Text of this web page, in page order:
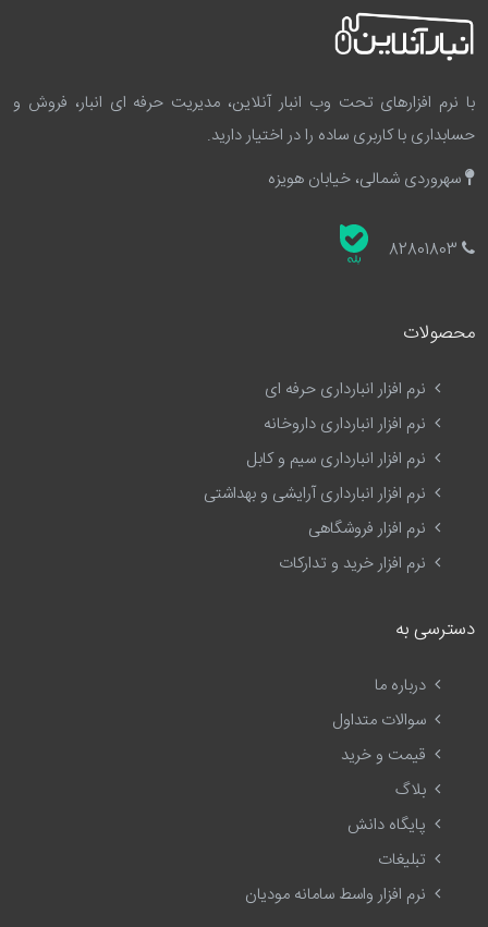
با نرم افزارهای تحت وب انبار آنلاین، مدیریت حرفه ای انبار، فروش و
حسابداری با کاربری ساده را در اختیار دارید.
سهروردی شمالی، خیابان هویزه
محصولات
نرم افزار انبارداری حرفه ای
نرم افزار انبارداری داروخانه
نرم افزار انبارداری سیم و کابل
نرم افزار انبارداری آرایشی و بهداشتی
نرم افزار فروشگاهی
نرم افزار خرید و تدارکات
دسترسی به
درباره ما
سوالات متداول
قیمت و خرید
بلاگ
پایگاه دانش
تبلیغات
نرم افزار واسط سامانه مودیان